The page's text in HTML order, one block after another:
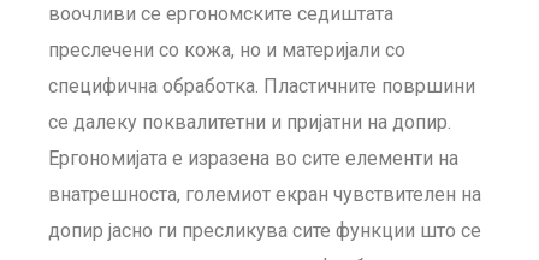
воочливи се ергономските седиштата
преслечени со кожа, но и материјали со
специфична обработка. Пластичните површини
се далеку поквалитетни и пријатни на допир.
Ергономијата е изразена во сите елементи на
внатрешноста, големиот екран чувствителен на
допир јасно ги пресликува сите функции што се